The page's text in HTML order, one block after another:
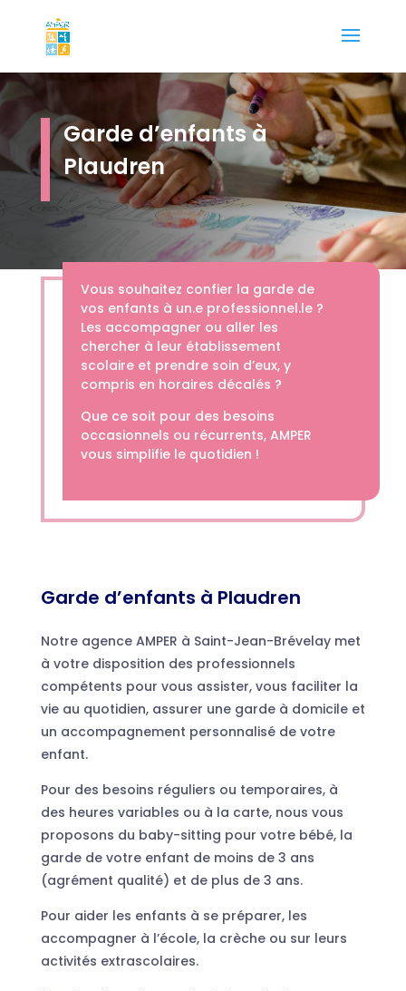
Garde d’enfants à
Plaudren
Vous souhaitez confier la garde de
vos enfants à un.e professionnel.le ?
Les accompagner ou aller les
chercher à leur établissement
scolaire et prendre soin d’eux, y
compris en horaires décalés ?
Que ce soit pour des besoins
occasionnels ou récurrents, AMPER
vous simplifie le quotidien !
Garde d’enfants à Plaudren
Notre agence AMPER à Saint-Jean-Brévelay met
à votre disposition des professionnels
compétents pour vous assister, vous faciliter la
vie au quotidien, assurer une garde à domicile et
un accompagnement personnalisé de votre
enfant.
Pour des besoins réguliers ou temporaires, à
des heures variables ou à la carte, nous vous
proposons du baby-sitting pour votre bébé, la
garde de votre enfant de moins de 3 ans
(agrément qualité) et de plus de 3 ans.
Pour aider les enfants à se préparer, les
accompagner à l’école, la crèche ou sur leurs
activités extrascolaires.